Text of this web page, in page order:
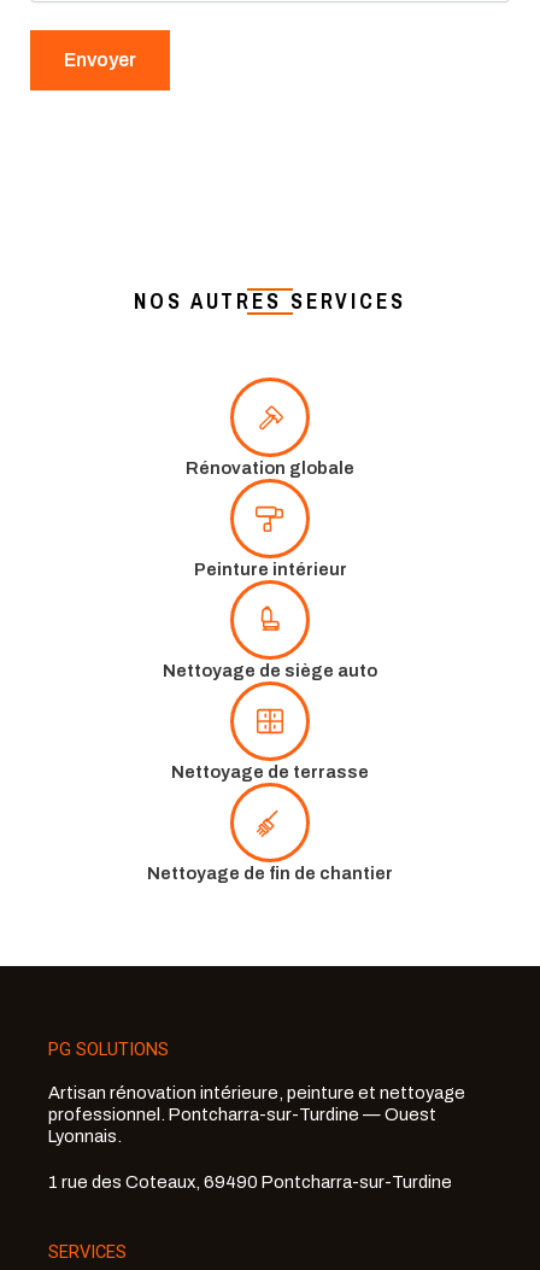
NOS AUTRES SERVICES
Rénovation globale
Peinture intérieur
Nettoyage de siège auto
Nettoyage de terrasse
Nettoyage de fin de chantier
PG SOLUTIONS
Artisan rénovation intérieure, peinture et nettoyage
professionnel. Pontcharra-sur-Turdine — Ouest
Lyonnais.
1 rue des Coteaux, 69490 Pontcharra-sur-Turdine
SERVICES